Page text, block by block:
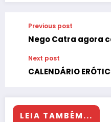
Previous post
Nego Catra agora
Next post
CALENDÁRIO
LEIA TAMBÉM...